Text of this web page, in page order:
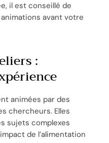
il est conseillé de
avant votre
:
animées par des
chercheurs. Elles
sujets complexes
de l’alimentation